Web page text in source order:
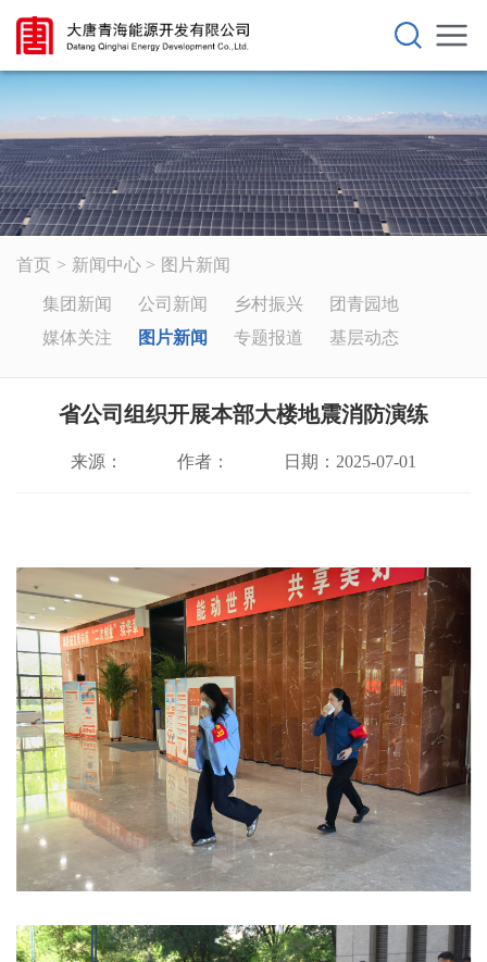
首页 新闻中心 图片新闻
集团新闻 公司新闻 乡村振兴
团青园地
媒体关注
图片新闻 专题报道 基层动态
省公司组织开展本部大楼地震消防演练
来源： 作者： 日期：2025-07-01